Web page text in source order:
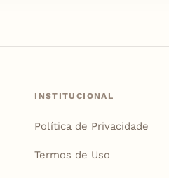
INSTITUCIONAL
Política de Privacidade
Termos de Uso